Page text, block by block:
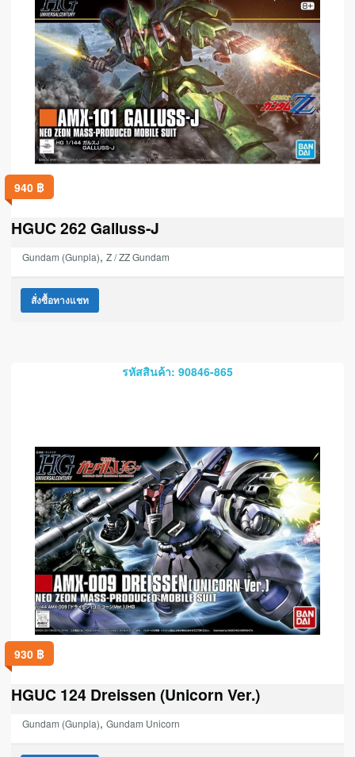
940 ฿
HGUC 262 Galluss-J
Gundam (Gunpla), Z / ZZ Gundam
สั่งซื้อทางแชท
รหัสสินค้า: 90846-865
930 ฿
HGUC 124 Dreissen (Unicorn Ver.)
Gundam (Gunpla), Gundam Unicorn